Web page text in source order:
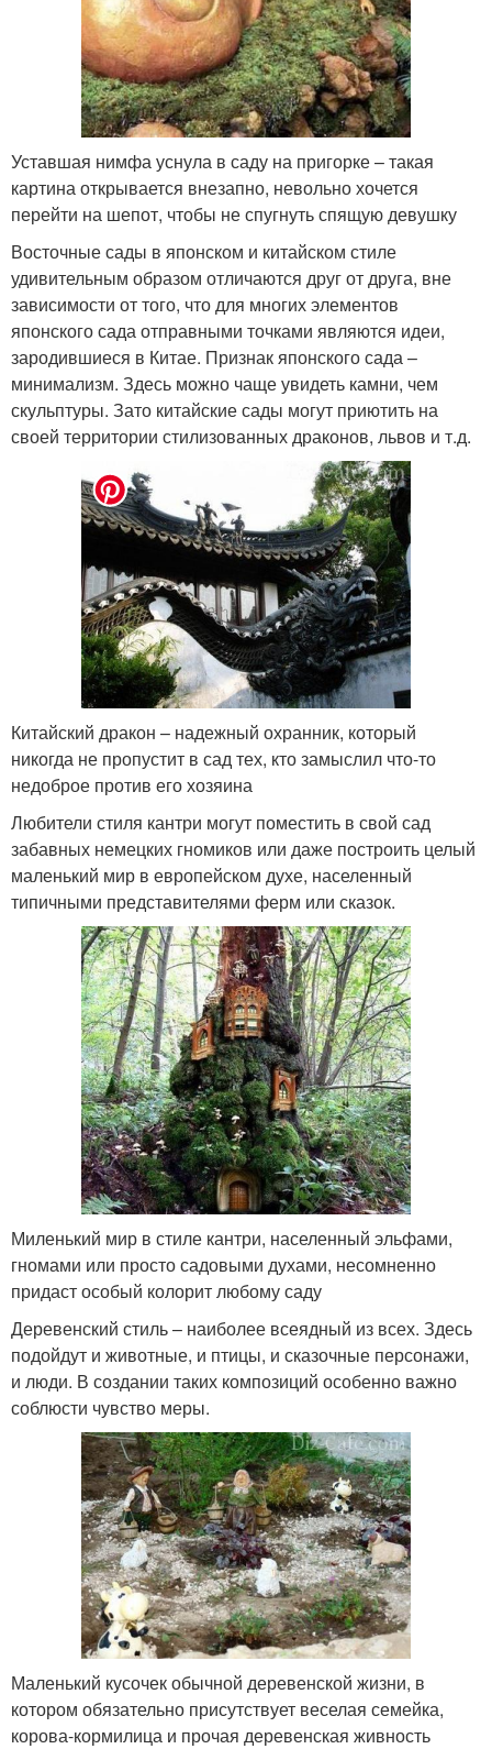
Уставшая нимфа уснула в саду на пригорке – такая
картина открывается внезапно, невольно хочется
перейти на шепот, чтобы не спугнуть спящую девушку
Восточные сады в японском и китайском стиле
удивительным образом отличаются друг от друга, вне
зависимости от того, что для многих элементов
японского сада отправными точками являются идеи,
зародившиеся в Китае. Признак японского сада –
минимализм. Здесь можно чаще увидеть камни, чем
скульптуры. Зато китайские сады могут приютить на
своей территории стилизованных драконов, львов и т.д.
Китайский дракон – надежный охранник, который
никогда не пропустит в сад тех, кто замыслил что-то
недоброе против его хозяина
Любители стиля кантри могут поместить в свой сад
забавных немецких гномиков или даже построить целый
маленький мир в европейском духе, населенный
типичными представителями ферм или сказок.
Миленький мир в стиле кантри, населенный эльфами,
гномами или просто садовыми духами, несомненно
придаст особый колорит любому саду
Деревенский стиль – наиболее всеядный из всех. Здесь
подойдут и животные, и птицы, и сказочные персонажи,
и люди. В создании таких композиций особенно важно
соблюсти чувство меры.
Маленький кусочек обычной деревенской жизни, в
котором обязательно присутствует веселая семейка,
корова-кормилица и прочая деревенская живность